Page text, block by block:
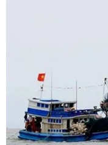
Ngày 22/5, Tổng
bỏ cáo buộc của
đậy" cuộc điều
thống Mỹ năm